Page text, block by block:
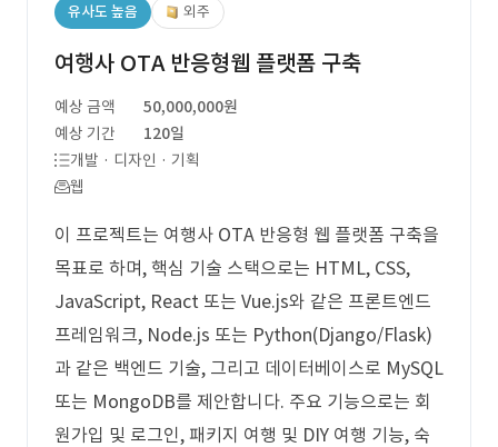
유사도 높음 외주
여행사 OTA 반응형웹 플랫폼 구축
예상 금액
50,000,000원
예상 기간
120일
개발 · 디자인 · 기획
웹
이 프로젝트는 여행사 OTA 반응형 웹 플랫폼 구축을
목표로 하며, 핵심 기술 스택으로는 HTML, CSS,
JavaScript, React 또는 Vue.js와 같은 프론트엔드
프레임워크, Node.js 또는 Python(Django/Flask)
과 같은 백엔드 기술, 그리고 데이터베이스로 MySQL
또는 MongoDB를 제안합니다. 주요 기능으로는 회
원가입 및 로그인, 패키지 여행 및 DIY 여행 기능, 숙